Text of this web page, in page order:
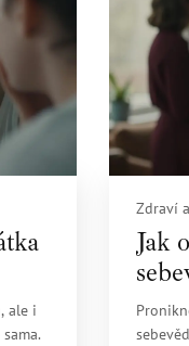
ale i
Zdraví
Jak